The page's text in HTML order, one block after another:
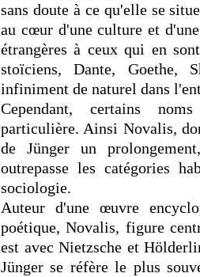
sans doute à ce qu'elle se
au cœur d'une culture et
étrangères à ceux qui en
stoïciens, Dante, Goethe,
infiniment de naturel dans
Cependant, certains
particulière. Ainsi Novalis,
de Jünger un
outrepasse les catégories
sociologie.
Auteur d'une œuvre
poétique, Novalis, figure
est avec Nietzsche et
Jünger se réfère le plus